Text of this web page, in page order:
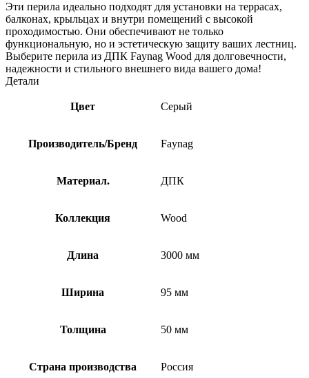
Эти перила идеально подходят для установки на террасах,
балконах, крыльцах и внутри помещений с высокой
проходимостью. Они обеспечивают не только
функциональную, но и эстетическую защиту ваших лестниц.
Выберите перила из ДПК Faynag Wood для долговечности,
надежности и стильного внешнего вида вашего дома!
Детали
Цвет Серый
Производитель/Бренд Faynag
Материал. ДПК
Коллекция Wood
Длина 3000 мм
Ширина 95 мм
Толщина 50 мм
Страна производства Россия